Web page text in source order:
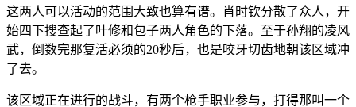
这两人可以活动的范围大致也算有谱。肖时钦分散了众人，开
始四下搜查起了叶修和包子两人角色的下落。至于孙翔的凌风
武，倒数完那复活必须的20秒后，也是咬牙切齿地朝该区域冲
了去。
该区域正在进行的战斗，有两个枪手职业参与，打得那叫一个